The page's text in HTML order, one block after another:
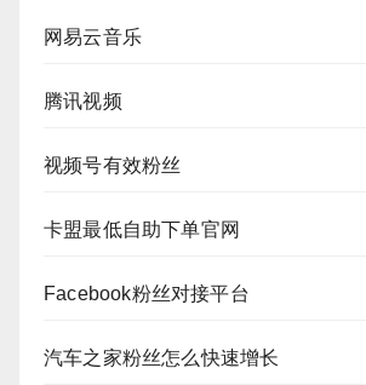
网易云音乐
腾讯视频
视频号有效粉丝
卡盟最低自助下单官网
Facebook粉丝对接平台
汽车之家粉丝怎么快速增长